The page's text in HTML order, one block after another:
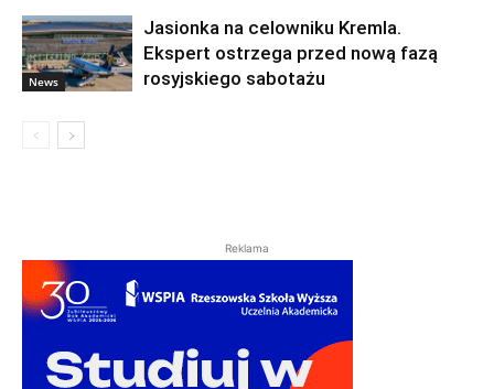
News
Jasionka na celowniku Kremla.
Ekspert ostrzega przed nową fazą
rosyjskiego sabotażu
Reklama